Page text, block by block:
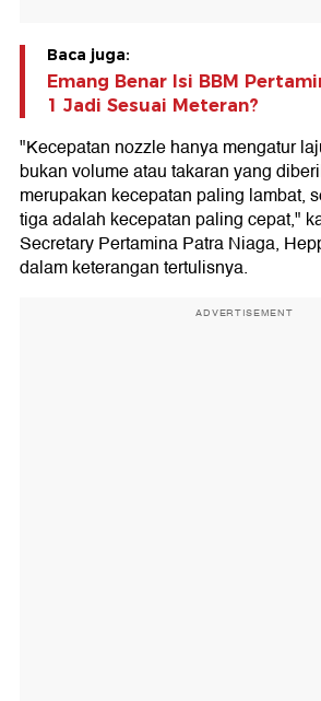
Baca juga:
Emang Benar Isi BBM
1 Jadi Sesuai Meteran?
"Kecepatan nozzle hanya mengatur
bukan volume atau takaran yang
merupakan kecepatan paling lambat,
tiga adalah kecepatan paling cepat,"
Secretary Pertamina Patra Niaga,
dalam keterangan tertulisnya.
ADVERTISEMENT